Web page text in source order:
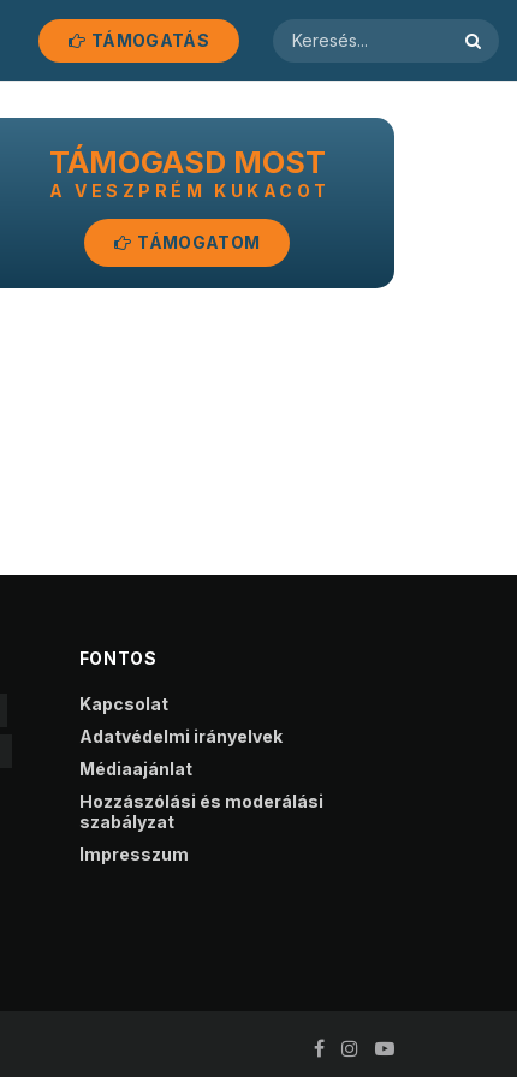
TÁMOGATÁS
TÁMOGASD MOST
A VESZPRÉM KUKACOT
TÁMOGATOM
FONTOS
Kapcsolat
Adatvédelmi irányelvek
Médiaajánlat
Hozzászólási és moderálási
szabályzat
Impresszum